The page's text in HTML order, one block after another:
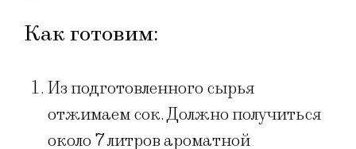
Как готовим:
Из подготовленного сырья
отжимаем сок. Должно получиться
около 7 литров ароматной